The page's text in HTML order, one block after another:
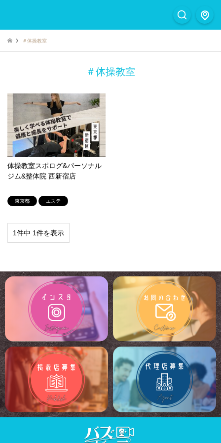
＃体操教室
＃体操教室
体操教室スポログ&パーソナル
ジム&整体院 西新宿店
東京都 エステ
1件中 1件を表示